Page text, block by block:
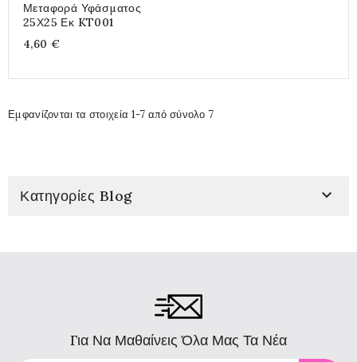
Μεταφορά Υφάσματος
25Χ25 Εκ KT001
4,60 €
Εμφανίζονται τα στοιχεία 1-7 από σύνολο 7
Κατηγορίες Blog 
Για Να Μαθαίνεις Όλα Μας Τα Νέα